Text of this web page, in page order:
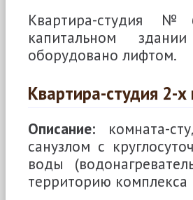
Квартира-студия
капитальном
оборудовано лифтом.
Квартира-студия 2-х
Описание: комната-
санузлом с
воды
территорию комплекса